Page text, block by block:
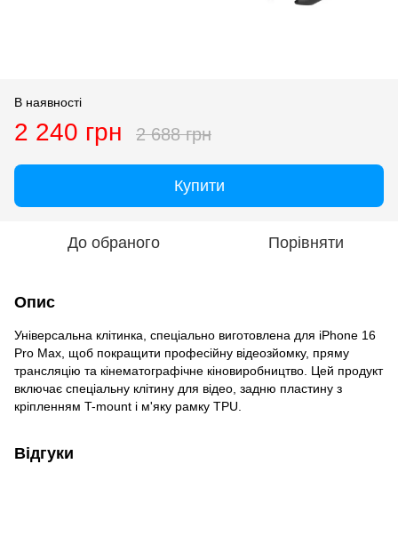
В наявності
2 240 грн 2 688 грн
Купити
До обраного Порівняти
Опис
Універсальна клітинка, спеціально виготовлена ​​для iPhone 16
Pro Max, щоб покращити професійну відеозйомку, пряму
трансляцію та кінематографічне кіновиробництво. Цей продукт
включає спеціальну клітину для відео, задню пластину з
кріпленням T-mount і м'яку рамку TPU.
Відгуки